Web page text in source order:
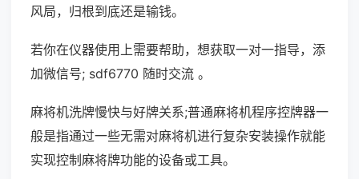
风局，归根到底还是输钱。
若你在仪器使用上需要帮助，想获取一对一指导，添
加微信号; sdf6770 随时交流 。
麻将机洗牌慢快与好牌关系;普通麻将机程序控牌器一
般是指通过一些无需对麻将机进行复杂安装操作就能
实现控制麻将牌功能的设备或工具。